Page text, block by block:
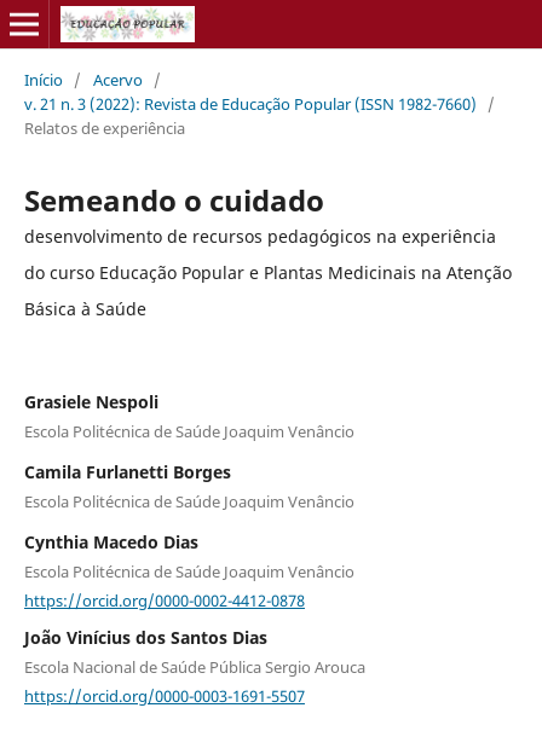
Início / Acervo /
v. 21 n. 3 (2022): Revista de Educação Popular (ISSN 1982-7660)
/
Relatos de experiência
Semeando o cuidado
desenvolvimento de recursos pedagógicos na experiência
do curso Educação Popular e Plantas Medicinais na Atenção
Básica à Saúde
Grasiele Nespoli
Escola Politécnica de Saúde Joaquim Venâncio
Camila Furlanetti Borges
Escola Politécnica de Saúde Joaquim Venâncio
Cynthia Macedo Dias
Escola Politécnica de Saúde Joaquim Venâncio
https://orcid.org/0000-0002-4412-0878
João Vinícius dos Santos Dias
Escola Nacional de Saúde Pública Sergio Arouca
https://orcid.org/0000-0003-1691-5507